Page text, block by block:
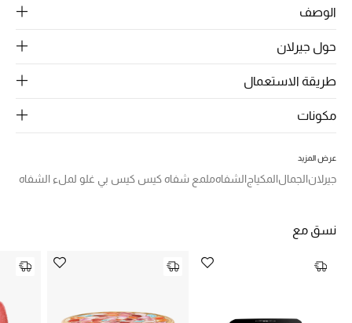
الأطفال
مستلزمات المنزل
نسوقوا أحدث ما وصلنا
الوصف
حول جيرلان
طريقة الاستعمال
مكونات
عرض المزيد
جيرلانالجمالالمكياجالشفاهملمع شفاه كيس كيس بي غلو لملء الشفاه
نسق مع